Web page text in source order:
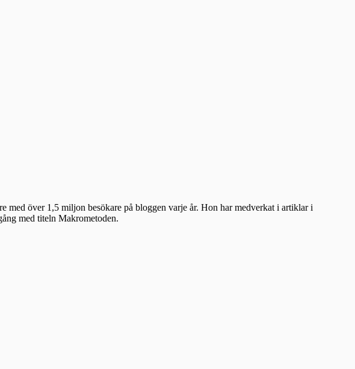
med över 1,5 miljon besökare på bloggen varje år. Hon har medverkat i artiklar i
med titeln Makrometoden.